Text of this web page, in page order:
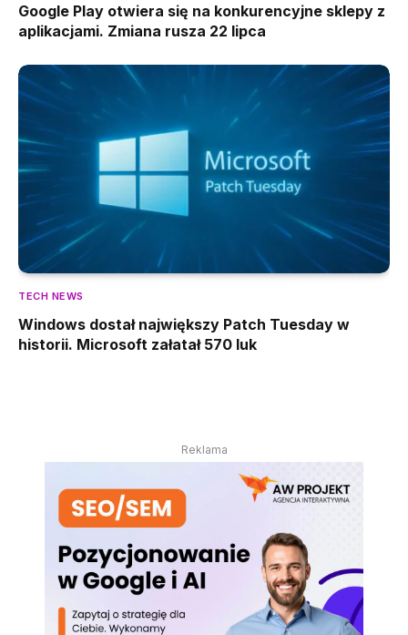
Google Play otwiera się na konkurencyjne sklepy z
aplikacjami. Zmiana rusza 22 lipca
TECH NEWS
Windows dostał największy Patch Tuesday w
historii. Microsoft załatał 570 luk
Reklama